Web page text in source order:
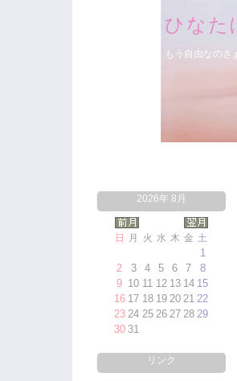
ひなた
もう自由なのさ
2026年 8月
日 月 火 水 木 金 土
1
2
3 4 5 6 7
8
9 10 11 12 13 14 15
16 17 18 19 20 21 22
23 24 25 26 27 28 29
30 31
リンク